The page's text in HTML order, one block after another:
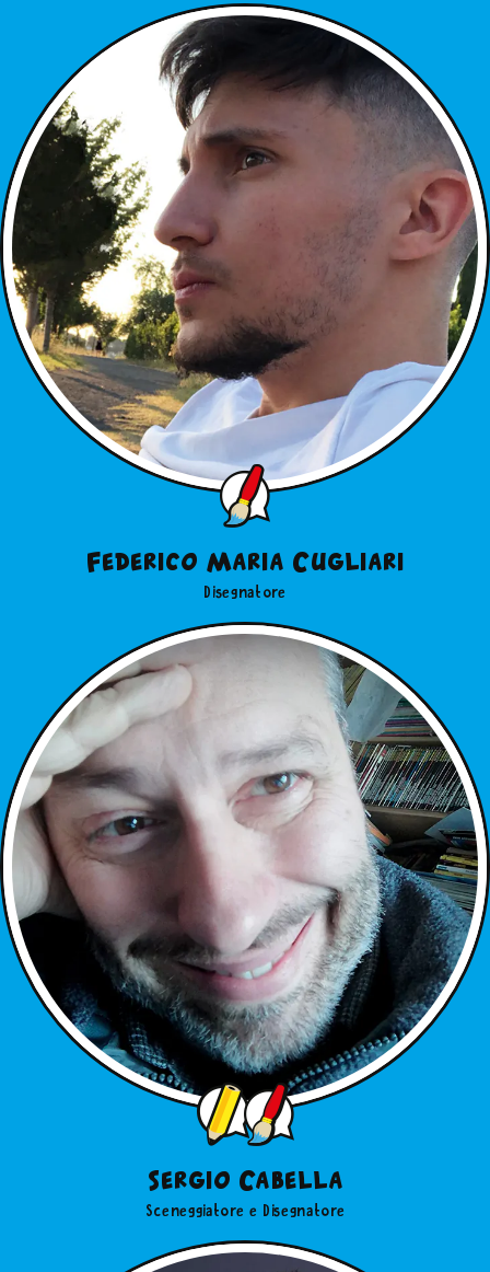
Federico Maria Cugliari
Disegnatore
Sergio Cabella
Sceneggiatore e Disegnatore